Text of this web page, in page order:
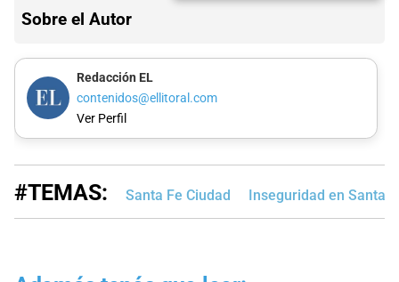
Sobre el Autor
Redacción EL
contenidos@ellitoral.com
Ver Perfil
#TEMAS: Santa Fe Ciudad Inseguridad en Santa